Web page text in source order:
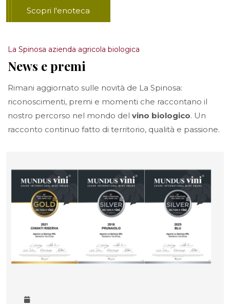
Scopri l'enoteca
La Spinosa azienda agricola biologica
News e premi
Rimani aggiornato sulle novità de La Spinosa:
riconoscimenti, premi e momenti che raccontano il
nostro percorso nel mondo del vino biologico. Un
racconto continuo fatto di territorio, qualità e passione.